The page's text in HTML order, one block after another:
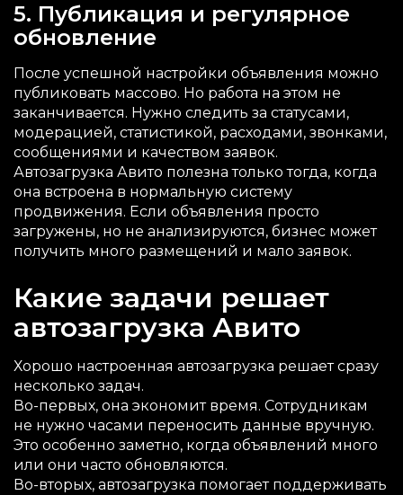
5. Публикация и регулярное
обновление
После успешной настройки объявления можно
публиковать массово. Но работа на этом не
заканчивается. Нужно следить за статусами,
модерацией, статистикой, расходами, звонками,
сообщениями и качеством заявок.
Автозагрузка Авито полезна только тогда, когда
она встроена в нормальную систему
продвижения. Если объявления просто
загружены, но не анализируются, бизнес может
получить много размещений и мало заявок.
Какие задачи решает
автозагрузка Авито
Хорошо настроенная автозагрузка решает сразу
несколько задач.
Во-первых, она экономит время. Сотрудникам
не нужно часами переносить данные вручную.
Это особенно заметно, когда объявлений много
или они часто обновляются.
Во-вторых, автозагрузка помогает поддерживать